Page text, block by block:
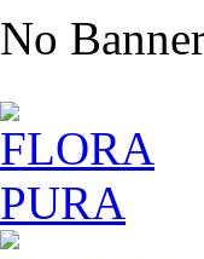
No